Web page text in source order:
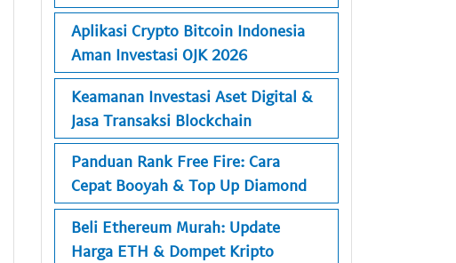
Aplikasi Crypto Bitcoin Indonesia
Aman Investasi OJK 2026
Keamanan Investasi Aset Digital &
Jasa Transaksi Blockchain
Panduan Rank Free Fire: Cara
Cepat Booyah & Top Up Diamond
Beli Ethereum Murah: Update
Harga ETH & Dompet Kripto